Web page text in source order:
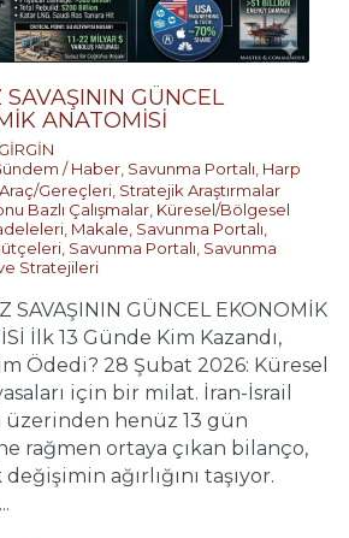
SAVAŞININ GÜNCEL
ANATOMİSİ
/ Haber Savunma Portalı Harp
Araç/Gereçleri Stratejik Araştırmalar
Bazlı Çalışmalar Küresel/Bölgesel
Makale Savunma Portalı
Savunma Portalı Savunma
Stratejileri
SAVAŞININ GÜNCEL EKONOMİK
İlk 13 Günde Kim Kazandı,
Ödedi? 28 Şubat 2026: Küresel
için bir milat. İran-İsrail
üzerinden henüz 13 gün
rağmen ortaya çıkan bilanço,
değişimin ağırlığını taşıyor.